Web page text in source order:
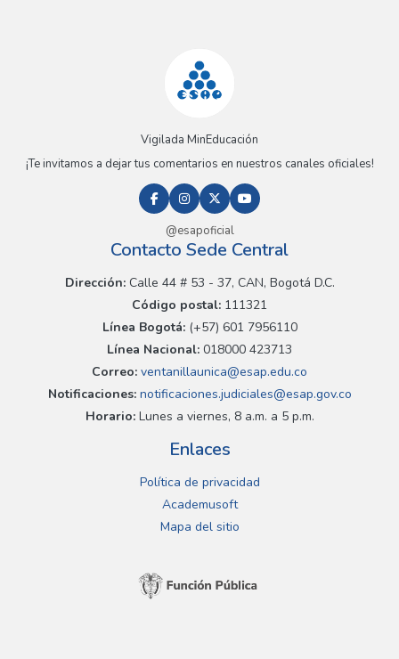
Vigilada MinEducación
¡Te invitamos a dejar tus comentarios en nuestros canales oficiales!
@esapoficial
Contacto Sede Central
Dirección:Calle 44 # 53 - 37, CAN, Bogotá D.C.
Código postal: 111321
Línea Bogotá:(+57) 601 7956110
Línea Nacional: 018000 423713
Correo: ventanillaunica@esap.edu.co
Notificaciones:notificaciones.judiciales@esap.gov.co
Horario:Lunes a viernes, 8 a.m. a 5 p.m.
Enlaces
Política de privacidad
Academusoft
Mapa del sitio